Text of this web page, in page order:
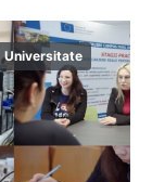
Universitate